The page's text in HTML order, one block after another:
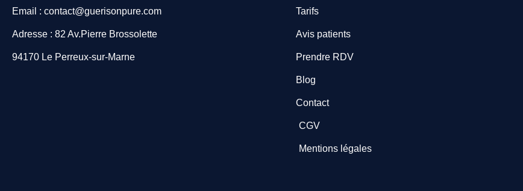
Email : contact@guerisonpure.com
Adresse : 82 Av.Pierre Brossolette
94170 Le Perreux-sur-Marne
Tarifs
Avis patients
Prendre RDV
Blog
Contact
CGV
Mentions légales